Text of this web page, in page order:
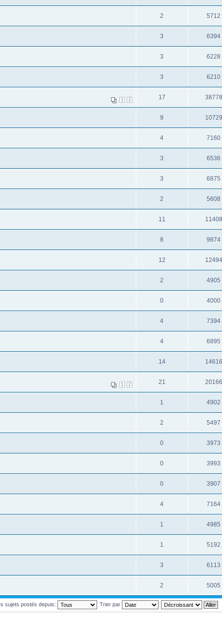
2 5712
3 6394
3 6228
3 6210
1 2 17 38778
9 10729
4 7160
3 6536
3 6875
2 5608
11 11408
8 9874
12 12494
2 4905
0 4000
4 7394
4 6895
14 14616
1 2 21 20166
1 4902
2 5497
0 3973
0 3993
0 3907
4 7164
1 4985
1 5192
3 6113
2 5005
sujets postés depuis: Trier par